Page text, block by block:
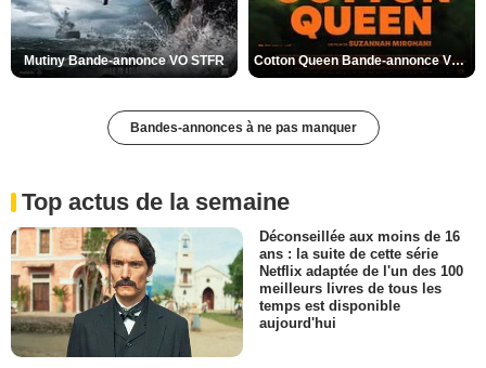
Mutiny Bande-annonce VO STFR Cotton Queen Bande-annonce VO STFR
Bandes-annonces à ne pas manquer
Top actus de la semaine
Déconseillée aux moins de 16
ans : la suite de cette série
Netflix adaptée de l'un des 100
meilleurs livres de tous les
temps est disponible
aujourd'hui